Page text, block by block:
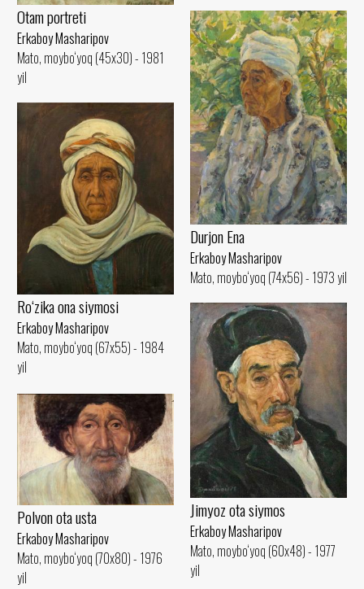
Otam portreti
Erkaboy Masharipov
Mato, moybo‘yoq (45x30) - 1981
yil
Durjon Ena
Erkaboy Masharipov
Mato, moybo‘yoq (74x56) - 1973 yil
Ro‘zika ona siymosi
Erkaboy Masharipov
Mato, moybo‘yoq (67x55) - 1984
yil
Jimyoz ota siymos
Erkaboy Masharipov
Mato, moybo‘yoq (60x48) - 1977
yil
Polvon ota usta
Erkaboy Masharipov
Mato, moybo‘yoq (70x80) - 1976
yil